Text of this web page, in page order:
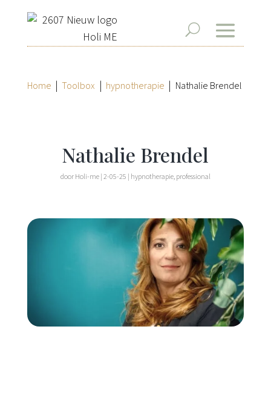
Home | Toolbox | hypnotherapie | Nathalie Brendel
Nathalie Brendel
doorHoli-me|2-05-25 | hypnotherapie,professional